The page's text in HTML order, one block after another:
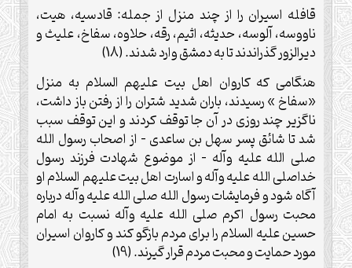
قافله اسیران را از چند منزل از جمله: قادسیه، هیت،
ناووسه، آلوسه، حدیثه، اثیم، رقه، حلاوه، سفاخ، علیث و
دیرالزور گذراندند تا به دمشق وارد شدند. (18)
هنگامی که کاروان اهل بیت علیهم السلام به منزل
«سفاخ » رسیدند، باران شدید شتران را از رفتن باز داشت،
ناگزیر چند روزی در آن جا توقف کردند و این توقف سبب
شد تا شائق پسر سهل بن ساعدی – از اصحاب رسول الله
صلی الله علیه وآله – از موضوع شهادت فرزند رسول
خداصلی الله علیه وآله و اسارت اهل بیت علیهم السلام او
آگاه شود و فرمایشات رسول الله صلی الله علیه وآله درباره
محبت رسول اکرم صلی الله علیه وآله نسبت به امام
حسین علیه السلام را برای مردم بازگو کند و کاروان اسیران
مورد حمایت و محبت مردم قرار گیرند. (19)